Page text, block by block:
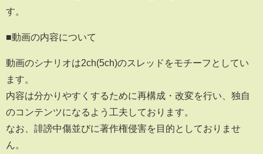
す。
■動画の内容について
動画のシナリオは2ch(5ch)のスレッドをモチーフとしてい
ます。
内容は分かりやすくするために再構成・改変を行い、独自
のコンテンツになるよう工夫しております。
なお、誹謗中傷並びに著作権侵害を目的としておりませ
ん。